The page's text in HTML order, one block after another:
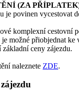
(ZA
je povinen vycestovat
komplexní cestovní
je možné přiobjednat ke
ceny zájezdu.
naleznete ZDE.